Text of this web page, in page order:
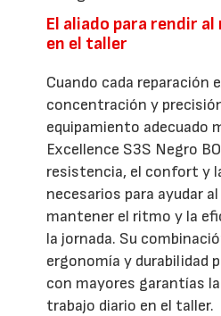
El aliado para rendir
en el taller
Cuando cada reparación
concentración y
equipamiento adecuado
Excellence S3S Negro
resistencia, el confort y
necesarios para ayudar
mantener el ritmo y la
la jornada. Su
ergonomía y durabilidad
con mayores garantías
trabajo diario en el taller.